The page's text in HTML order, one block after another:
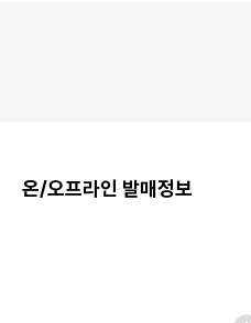
온/오프라인 발매정보